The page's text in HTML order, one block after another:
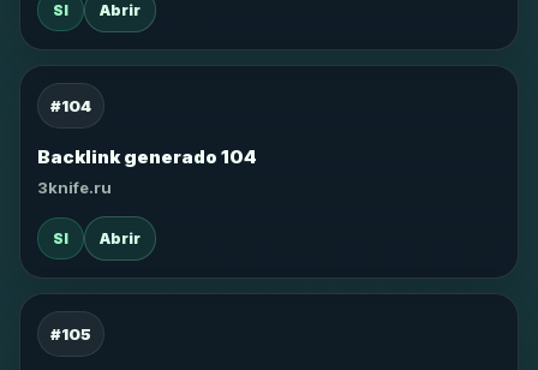
SI Abrir
#104
Backlink generado 104
3knife.ru
SI Abrir
#105